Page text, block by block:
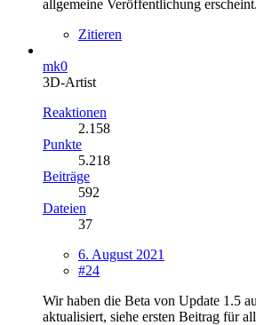
allgemeine Veröffentlichung erscheint.
Zitieren
mk0
3D-Artist
Reaktionen
2.158
Punkte
5.218
Beiträge
592
Dateien
37
6. August 2021
#24
Wir haben die Beta von Update 1.5
aktualisiert, siehe ersten Beitrag für